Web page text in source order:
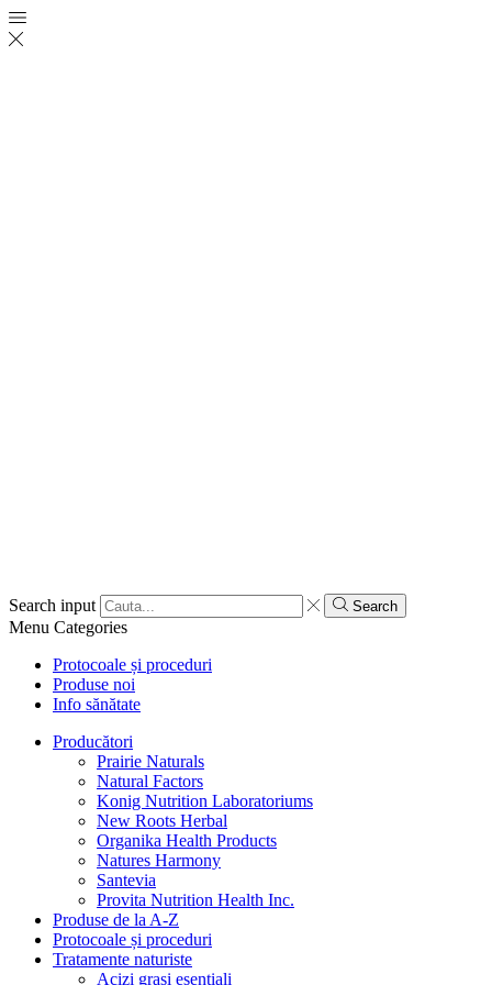
Search input Search
Menu Categories
Protocoale și proceduri
Produse noi
Info sănătate
Producători
Prairie Naturals
Natural Factors
Konig Nutrition Laboratoriums
New Roots Herbal
Organika Health Products
Natures Harmony
Santevia
Provita Nutrition Health Inc.
Produse de la A-Z
Protocoale și proceduri
Tratamente naturiste
Acizi grași esențiali